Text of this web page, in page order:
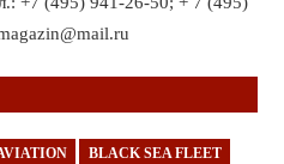
BLACK SEA FLEET